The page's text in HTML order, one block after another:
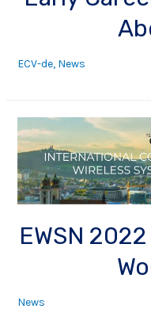
ECV-de, News
EWSN
News